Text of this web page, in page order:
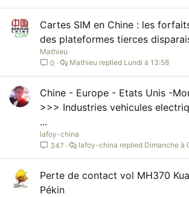
Cartes SIM en Chine : les
des plateformes tierces
Mathieu
0
Lundi à 13:58
Mathieu
Chine - Europe - Etats Unis -
>>> Industries vehicules
...
lafoy-china
347
Dimanche à
lafoy-china
Perte de contact vol MH370
Pékin